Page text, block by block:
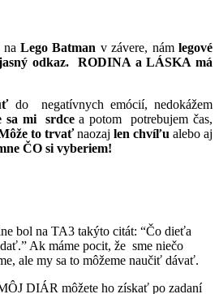
Lego Batman v závere, námlegové
odkaz. RODINA a LÁSKA má
do negatívnych emócií, nedokážem
sa mi srdcea potom potrebujem čas,
to trvaťnaozaj len chvíľu alebo aj
ČO si vyberiem!
bol na TA3 takýto citát: “Čo dieťa
Ak máme pocit, že sme niečo
ale my sa to môžeme naučiť dávať.
DIÁR môžete ho získať po zadaní